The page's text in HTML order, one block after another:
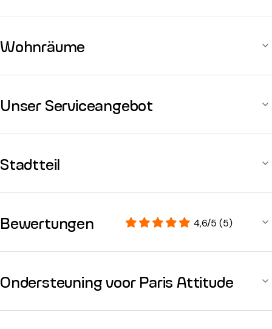
Wohnräume
Unser Serviceangebot
Stadtteil
Bewertungen 4,6/5 (5)
Ondersteuning voor Paris Attitude